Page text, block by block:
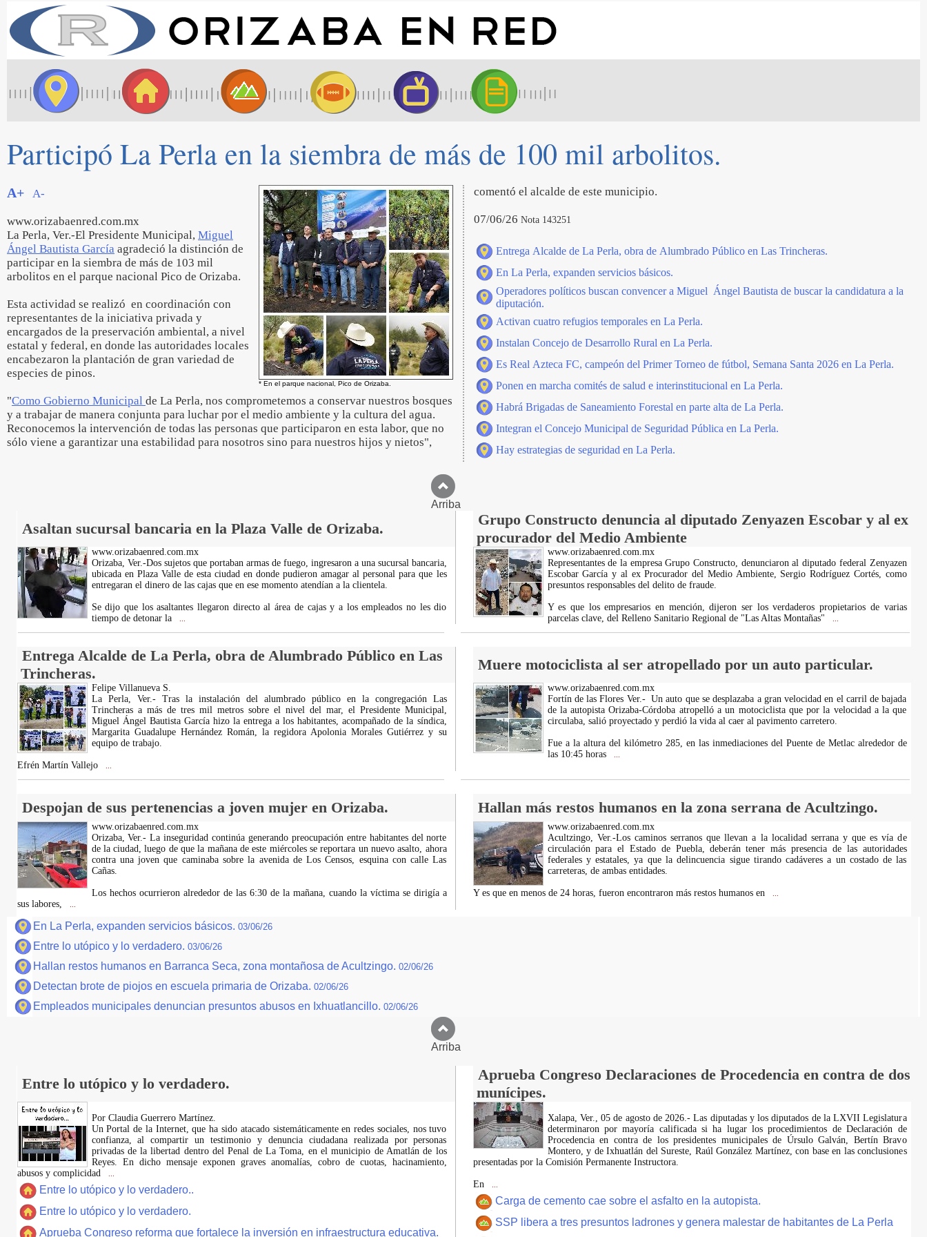
Participó La Perla en la siembra de más de 100 mil arbolitos.
* En el parque nacional, Pico de Orizaba.
A+ A-
www.orizabaenred.com.mx
La Perla, Ver.-El Presidente Municipal, Miguel
Ángel Bautista García agradeció la distinción de
participar en la siembra de más de 103 mil
arbolitos en el parque nacional Pico de Orizaba.
Esta actividad se realizó en coordinación con
representantes de la iniciativa privada y
encargados de la preservación ambiental, a nivel
estatal y federal, en donde las autoridades locales
encabezaron la plantación de gran variedad de
especies de pinos.
"Como Gobierno Municipal de La Perla, nos comprometemos a conservar nuestros bosques
y a trabajar de manera conjunta para luchar por el medio ambiente y la cultura del agua.
Reconocemos la intervención de todas las personas que participaron en esta labor, que no
sólo viene a garantizar una estabilidad para nosotros sino para nuestros hijos y nietos",
comentó el alcalde de este municipio.
07/06/26 Nota 143251
Entrega Alcalde de La Perla, obra de Alumbrado Público en Las Trincheras.
En La Perla, expanden servicios básicos.
Operadores políticos buscan convencer a Miguel Ángel Bautista de buscar la candidatura a la
diputación.
Activan cuatro refugios temporales en La Perla.
Instalan Concejo de Desarrollo Rural en La Perla.
Es Real Azteca FC, campeón del Primer Torneo de fútbol, Semana Santa 2026 en La Perla.
Ponen en marcha comités de salud e interinstitucional en La Perla.
Habrá Brigadas de Saneamiento Forestal en parte alta de La Perla.
Integran el Concejo Municipal de Seguridad Pública en La Perla.
Hay estrategias de seguridad en La Perla.
Arriba
Asaltan sucursal bancaria en la Plaza Valle de Orizaba.
Grupo Constructo denuncia al diputado Zenyazen Escobar y al ex
procurador del Medio Ambiente
www.orizabaenred.com.mx
Orizaba, Ver.-Dos sujetos que portaban armas de fuego, ingresaron a una sucursal bancaria,
ubicada en Plaza Valle de esta ciudad en donde pudieron amagar al personal para que les
entregaran el dinero de las cajas que en ese momento atendían a la clientela.
Se dijo que los asaltantes llegaron directo al área de cajas y a los empleados no les dio
tiempo de detonar la
www.orizabaenred.com.mx
Representantes de la empresa Grupo Constructo, denunciaron al diputado federal Zenyazen
Escobar García y al ex Procurador del Medio Ambiente, Sergio Rodríguez Cortés, como
presuntos responsables del delito de fraude.
Y es que los empresarios en mención, dijeron ser los verdaderos propietarios de varias
parcelas clave, del Relleno Sanitario Regional de "Las Altas Montañas"
Entrega Alcalde de La Perla, obra de Alumbrado Público en Las
Trincheras.
Muere motociclista al ser atropellado por un auto particular.
Felipe Villanueva S.
La Perla, Ver.- Tras la instalación del alumbrado público en la congregación Las
Trincheras a más de tres mil metros sobre el nivel del mar, el Presidente Municipal,
Miguel Ángel Bautista García hizo la entrega a los habitantes, acompañado de la síndica,
Margarita Guadalupe Hernández Román, la regidora Apolonia Morales Gutiérrez y su
equipo de trabajo.
Efrén Martín Vallejo
www.orizabaenred.com.mx
Fortín de las Flores Ver.- Un auto que se desplazaba a gran velocidad en el carril de bajada
de la autopista Orizaba-Córdoba atropelló a un motociclista que por la velocidad a la que
circulaba, salió proyectado y perdió la vida al caer al pavimento carretero.
Fue a la altura del kilómetro 285, en las inmediaciones del Puente de Metlac alrededor de
las 10:45 horas
Despojan de sus pertenencias a joven mujer en Orizaba. Hallan más restos humanos en la zona serrana de Acultzingo.
www.orizabaenred.com.mx
Orizaba, Ver.- La inseguridad continúa generando preocupación entre habitantes del norte
de la ciudad, luego de que la mañana de este miércoles se reportara un nuevo asalto, ahora
contra una joven que caminaba sobre la avenida de Los Censos, esquina con calle Las
Cañas.
Los hechos ocurrieron alrededor de las 6:30 de la mañana, cuando la víctima se dirigía a
sus labores,
www.orizabaenred.com.mx
Acultzingo, Ver.-Los caminos serranos que llevan a la localidad serrana y que es vía de
circulación para el Estado de Puebla, deberán tener más presencia de las autoridades
federales y estatales, ya que la delincuencia sigue tirando cadáveres a un costado de las
carreteras, de ambas entidades.
Y es que en menos de 24 horas, fueron encontraron más restos humanos en
En La Perla, expanden servicios básicos. 03/06/26
Entre lo utópico y lo verdadero. 03/06/26
Hallan restos humanos en Barranca Seca, zona montañosa de Acultzingo. 02/06/26
Detectan brote de piojos en escuela primaria de Orizaba. 02/06/26
Empleados municipales denuncian presuntos abusos en Ixhuatlancillo. 02/06/26
Arriba
Entre lo utópico y lo verdadero.
Aprueba Congreso Declaraciones de Procedencia en contra de dos
munícipes.
Por Claudia Guerrero Martínez.
​Un Portal de la Internet, que ha sido atacado sistemáticamente en redes sociales, nos tuvo
confianza, al compartir un testimonio y denuncia ciudadana realizada por personas
privadas de la libertad dentro del Penal de La Toma, en el municipio de Amatlán de los
Reyes. En dicho mensaje exponen graves anomalías, cobro de cuotas, hacinamiento,
abusos y complicidad
Entre lo utópico y lo verdadero..
Entre lo utópico y lo verdadero.
Aprueba Congreso reforma que fortalece la inversión en infraestructura educativa.
Xalapa, Ver., 05 de agosto de 2026.- Las diputadas y los diputados de la LXVII Legislatura
determinaron por mayoría calificada si ha lugar los procedimientos de Declaración de
Procedencia en contra de los presidentes municipales de Úrsulo Galván, Bertín Bravo
Montero, y de Ixhuatlán del Sureste, Raúl González Martínez, con base en las conclusiones
presentadas por la Comisión Permanente Instructora.
En
Carga de cemento cae sobre el asfalto en la autopista.
SSP libera a tres presuntos ladrones y genera malestar de habitantes de La Perla